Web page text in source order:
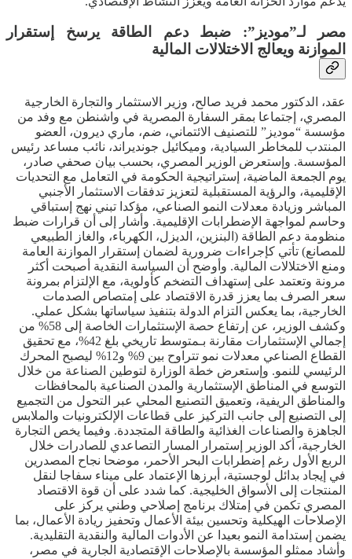
مصر لـ”موديز”: ضبط دعم الطاقة يرسخ إستقرار
الموازنة ويعالج الاختلالات المالية
عقد، الدكتور محمد فريد صالح، وزير الاستثمار والتجارة الخارجية
المصري، إجتماعا بمقر السفارة المصرية في واشنطن مع وفد من
مؤسسة “موديز” للتصنيف الائتماني، ضم، ماري ديرون، العضو
المنتدب للمخاطر السيادية، وميكائيل جونديراند، نائب مساعد رئيس
المؤسسة. وإستعرض الوزير المصري، بحسب بيان صحفي صادر،
يوم الجمعة الماضية، إستراتيجية الحكومة في التعامل مع التحديات
الإقليمية، والرؤية المستقبلية لتعزيز تدفقات الاستثمار الأجنبي
المباشر وزيادة معدلات النمو الصناعي، مؤكدا تبني نهج إستباقي
وحاسم لمواجهة الإضطرابات الإقليمية. وأشار إلى أن قرارات ضبط
منظومة دعم الطاقة (البنزين، الديزل، الكهرباء، والغاز الطبيعي
للمصانع) تأتي كإجراءات ضرورية لضمان إستقرار الموازنة العامة
ومنع الاختلالات المالية. وأوضح أن السياسة النقدية أصبحت أكثر
مرونة وتعتمد على إستهداف التضخم كأولوية، مع الإلتزام بمرونة
سعر الصرف بما يعزز قدرة الاقتصاد على إمتصاص الصدمات
الخارجية، بما يعكس التزام الدولة بتنفيذ سياساتها بشكل عملي.
وكشف الوزير، عن إرتفاع حصة الإستثمارات الخاصة إلى 58% من
إجمالي الإستثمارات مقارنة بـمتوسط تاريخي بلغ 42%، مع تحقيق
القطاع الصناعي معدلات نمو تتراوح بين 9% و12% ليصبح المحرك
الرئيسي للنمو. وإستعرض خطة الوزارة لتوطين الصناعة من خلال
التوسع في المناطق الإستثمارية والمدن الصناعية بالمحافظات
والمناطق الريفية، وتعميق التصنيع المحلي عبر التحول من التجميع
إلى التصنيع إلى جانب التركيز على قطاعات الإلكترونيات والملابس
الجاهزة والصناعات الغذائية والطاقة المتجددة. وفيما يخص التجارة
الخارجية، أكد الوزير إستمرار المسار التصاعدي للصادرات خلال
الربع الأول رغم إضطرابات البحر الأحمر، موضحا نجاح المصدرين
في إيجاد بدائل لوجستية، أبرزها الإعتماد على ميناء سفاجا لنقل
المنتجات إلى الأسواق الخليجية. كما شدد على أن قوة الاقتصاد
المصري تكمن في إمتلاك برنامج إصلاحي وطني يركز على
الإصلاحات الهيكلية وتحسين بيئة الأعمال وتحفيز ريادة الأعمال، بما
يضمن إستدامة النمو بعيدا عن الأدوات المالية والنقدية التقليدية.
وأشاد ممثلو المؤسسة بالإصلاحات الإقتصادية الجارية في مصر،